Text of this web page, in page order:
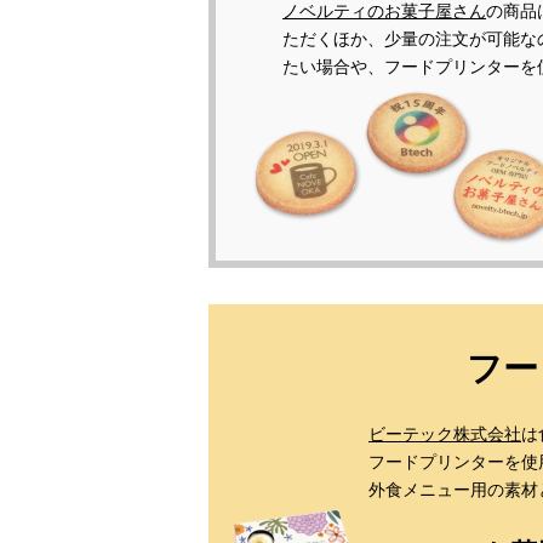
ノベルティのお菓子屋さんの商品
ただくほか、少量の注文が可能
たい場合や、フードプリンター
フ
ビーテック株式会社は
フードプリンターを
外食メニュー用の素